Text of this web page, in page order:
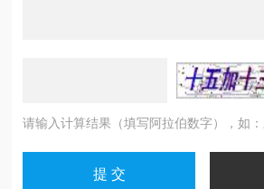
请输入计算结果（填写阿拉伯数字），如